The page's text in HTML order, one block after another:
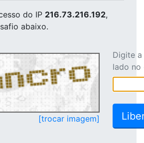
do IP 216.73.216.192,
abaixo.
[trocar imagem]
Digite
lado no